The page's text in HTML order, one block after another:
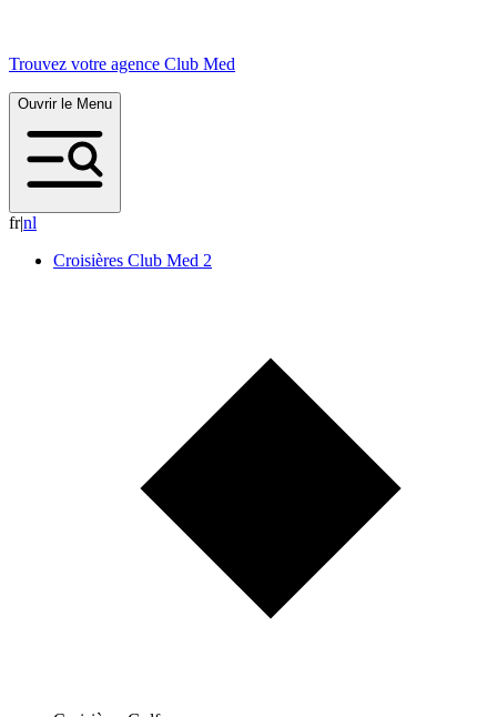
Trouvez votre agence Club Med
Ouvrir le Menu
fr|nl
Croisières Club Med 2